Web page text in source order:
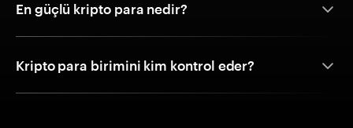
En güçlü kripto para nedir?
Kripto para birimini kim kontrol eder?